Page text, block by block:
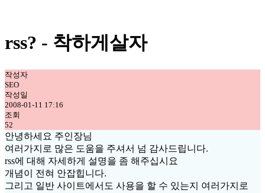
rss? - 착하게살자
작성자
SEO
작성일
2008-01-11 17:16
조회
52
안녕하세요 주인장님
여러가지로 많은 도움을 주셔서 넘 감사드립니다.
rss에 대해 자세하게 설명을 좀 해주십시요
개념이 전혀 안잡힙니다.
그리고 일반 사이트에서도 사용을 할 수 있는지 여러가지로